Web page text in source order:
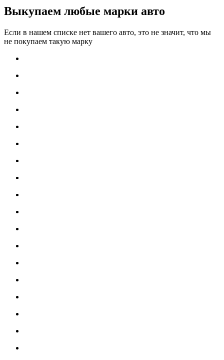
Выкупаем любые марки авто
Если в нашем списке нет вашего авто, это не значит, что мы
не покупаем такую марку